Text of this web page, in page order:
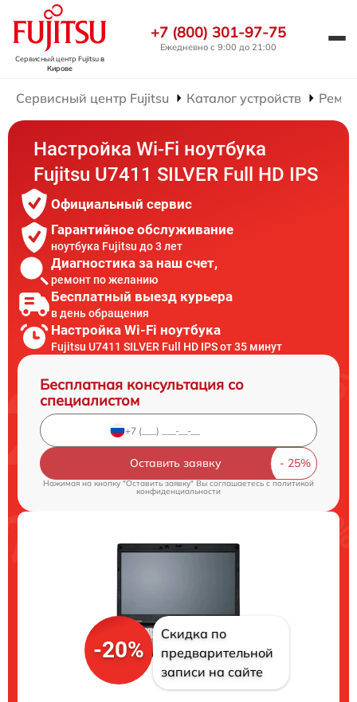
Сервисный центр Fujitsuв
Кирове
+7 (800) 301-97-75
Ежедневно с 9:00 до 21:00
Сервисный центр Fujitsu Каталог устройств
Настройка Wi-Fi ноутбука
Fujitsu U7411 SILVER Full HD IPS
Официальный сервис
Гарантийное обслуживание
ноутбука Fujitsu до 3 лет
Диагностика за наш счет,
ремонт по желанию
Бесплатный выезд курьера
в день обращения
Настройка Wi-Fi ноутбука
Fujitsu U7411 SILVER Full HD IPS от 35 минут
Бесплатная консультация со
специалистом
Оставить заявку
Нажимая на кнопку "Оставить заявку" Вы соглашаетесь cполитикой
конфиденциальности
-20%
Скидка по
предварительной
записи на сайте